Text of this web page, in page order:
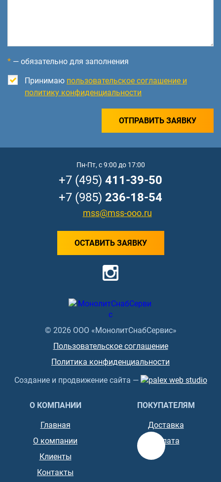
* — обязательно для заполнения
Принимаю пользовательское соглашение и
политику конфиденциальности
ОТПРАВИТЬ ЗАЯВКУ
© 2026 ООО «МонолитСнабСервис»
Пользовательское соглашение
Политика конфиденциальности
Создание и продвижение сайта —
О КОМПАНИИ
Главная
О компании
Клиенты
Контакты
ПОКУПАТЕЛЯМ
Доставка
Оплата
Пн-Пт, с 9:00 до 17:00
+7 (495) 411-39-50
+7 (985) 236-18-54
mss@mss-ooo.ru
ОСТАВИТЬ ЗАЯВКУ